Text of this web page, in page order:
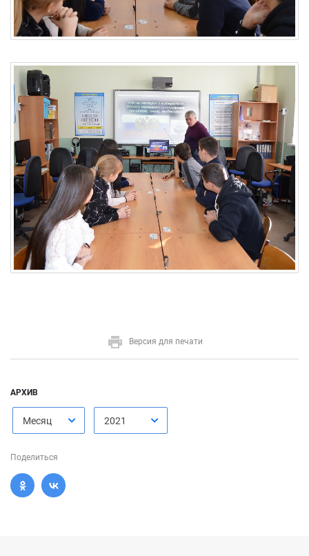
Версия для печати
АРХИВ
Месяц 2021
Поделиться